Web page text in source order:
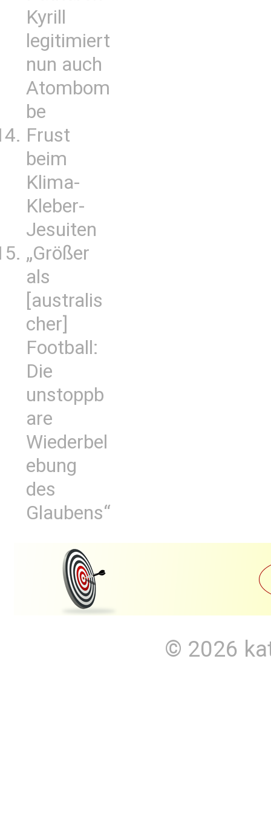
Kyrill
legitimiert
nun auch
Atombom
be
Frust
beim
Klima-
Kleber-
Jesuiten
„Größer
als
[australis
cher]
Football:
Die
unstoppb
are
Wiederbel
ebung
des
Glaubens“
© 2026